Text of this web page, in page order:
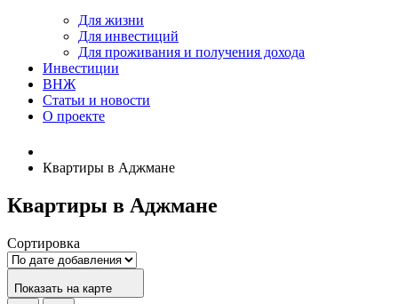
Для жизни
Для инвестиций
Для проживания и получения дохода
Инвестиции
ВНЖ
Статьи и новости
О проекте
Квартиры в Аджмане
Квартиры в Аджмане
Сортировка
Показать на карте